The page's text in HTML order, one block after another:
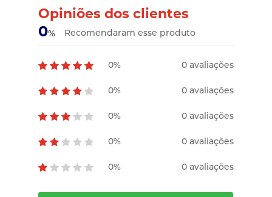
Opiniões dos clientes
0% Recomendaram esse produto
0% 0 avaliações
0% 0 avaliações
0% 0 avaliações
0% 0 avaliações
0% 0 avaliações